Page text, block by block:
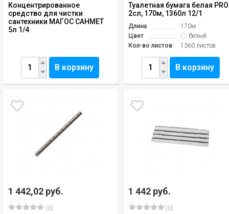
Концентрированное
средство для чистки
сантехники МАГОС САНМЕТ
5л 1/4
В корзину
Туалетная бумага белая PRO
2сл, 170м, 1360л 12/1
Длина
170м
Цвет
белый
Кол-во листов
1360 листов
В корзину
1 442,02 руб.
(0)
1 442 руб.
(0)